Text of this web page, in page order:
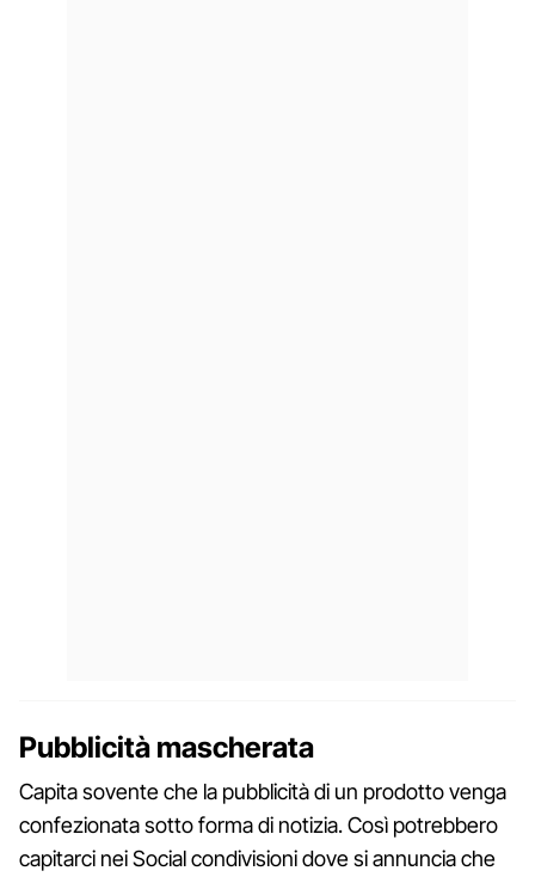
Pubblicità mascherata
Capita sovente che la pubblicità di un prodotto venga
confezionata sotto forma di notizia. Così potrebbero
capitarci nei Social condivisioni dove si annuncia che